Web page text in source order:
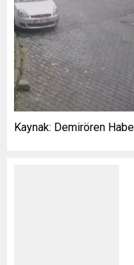
Kaynak: Demirören